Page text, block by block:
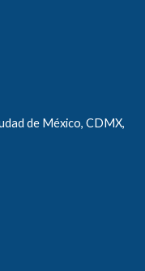
de México, CDMX,